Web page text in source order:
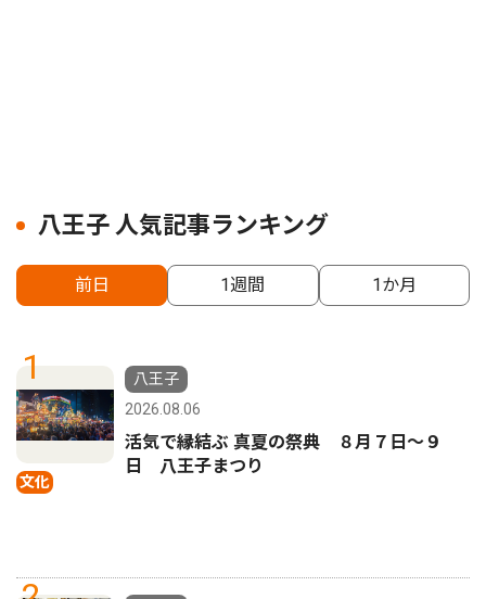
八王子 人気記事ランキング
前日 1週間 1か月
1
文化
八王子
2026.08.06
活気で縁結ぶ 真夏の祭典 ８月７日〜９
日 八王子まつり